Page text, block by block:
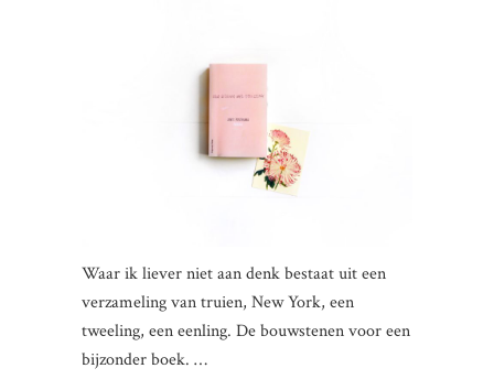
Waar ik liever niet aan denk bestaat uit een
verzameling van truien, New York, een
tweeling, een eenling. De bouwstenen voor een
bijzonder boek. …